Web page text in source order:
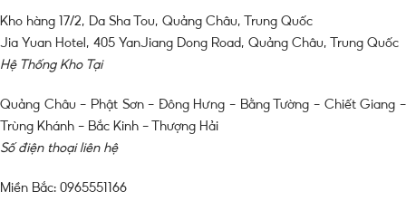
Kho hàng 17/2, Da Sha Tou, Quảng Châu, Trung Quốc
Jia Yuan Hotel, 405 YanJiang Dong Road, Quảng Châu, Trung Quốc
Hệ Thống Kho Tại
Quảng Châu – Phật Sơn – Đông Hưng – Bằng Tường – Chiết Giang –
Trùng Khánh – Bắc Kinh – Thượng Hải
Số điện thoại liên hệ
Miền Bắc: 0965551166